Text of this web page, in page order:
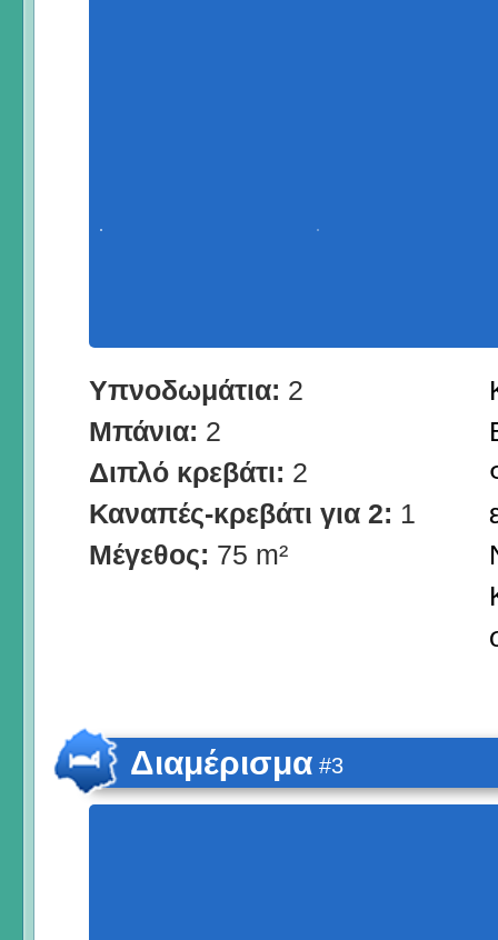
Υπνοδωμάτια: 2
Μπάνια: 2
Διπλό κρεβάτι: 2
Καναπές-κρεβάτι για 2: 1
Μέγεθος: 75 m²
Διαμέρισμα #3